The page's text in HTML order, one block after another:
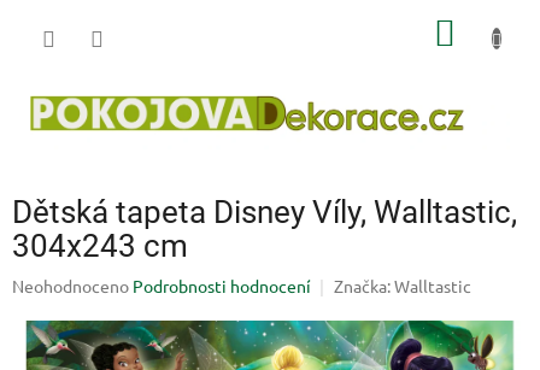
Dětská tapeta Disney Víly, Walltastic,
304x243 cm
Průměrné
produktu
Neohodnoceno Podrobnosti hodnocení Značka:Walltastic